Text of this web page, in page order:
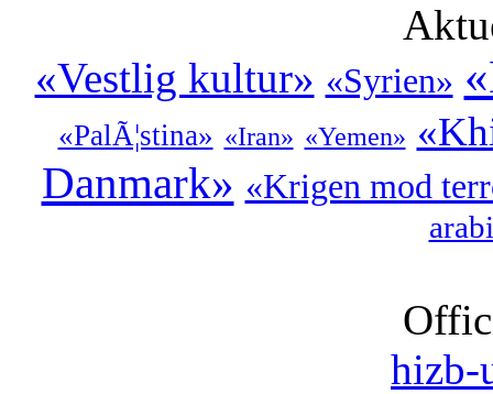
«Vestlig kultur» «Syrien»
«PalÃ¦stina» «Iran» «Yemen»
Danmark» «Krigen mod
hizb-